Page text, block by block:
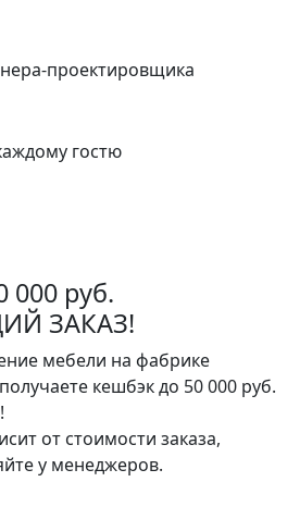
проектировщика
гостю
руб.
ЗАКАЗ!
мебели на фабрике
кешбэк до 50 000 руб.
от стоимости заказа,
у менеджеров.